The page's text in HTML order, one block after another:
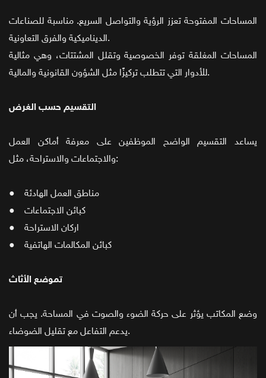
المساحات المفتوحة تعزز الرؤية والتواصل السريع. مناسبة للصناعات
الديناميكية والفرق التعاونية.
المساحات المغلقة توفر الخصوصية وتقلل المشتتات، وهي مثالية
للأدوار التي تتطلب تركيزًا مثل الشؤون القانونية والمالية.
التقسيم حسب الغرض
يساعد التقسيم الواضح الموظفين على معرفة أماكن العمل
والاجتماعات والاستراحة، مثل:
● مناطق العمل الهادئة
● كبائن الاجتماعات
● اركان الاستراحة
● كبائن المكالمات الهاتفية
تموضع الأثاث
وضع المكاتب يؤثر على حركة الضوء والصوت في المساحة. يجب أن
يدعم التفاعل مع تقليل الضوضاء.